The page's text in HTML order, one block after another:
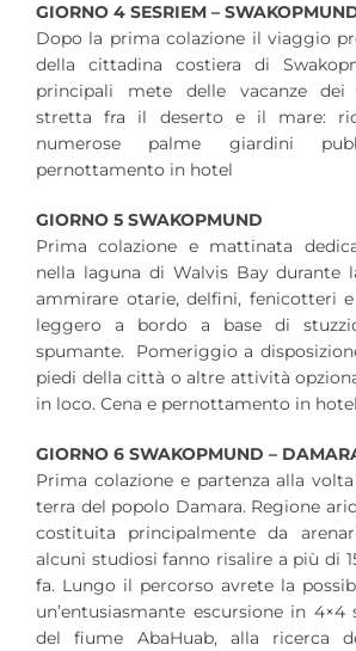
GIORNO 4 SESRIEM –
Dopo la prima colazione il viaggio
della cittadina costiera di
principali mete delle vacanze dei
stretta fra il deserto e il mare:
numerose palme giardini
pernottamento in hotel
GIORNO 5 SWAKOPMUND
Prima colazione e mattinata
nella laguna di Walvis Bay durante
ammirare otarie, delfini, fenicotteri e
leggero a bordo a base di
spumante. Pomeriggio a
piedi della città o altre attività
in loco. Cena e pernottamento in
GIORNO 6 SWAKOPMUND –
Prima colazione e partenza alla
terra del popolo Damara. Regione
costituita principalmente da
alcuni studiosi fanno risalire a più di
fa. Lungo il percorso avrete la
un’entusiasmante escursione in
del fiume AbaHuab, alla ricerca